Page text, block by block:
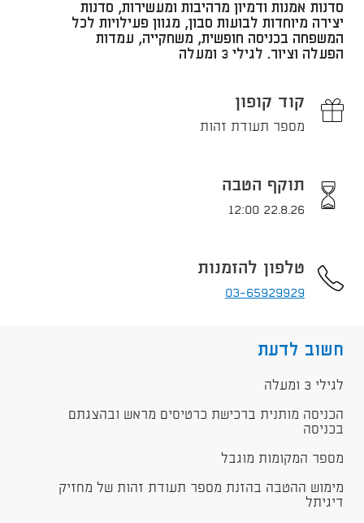
סדנות אמנות ודמיון מרהיבות ומעשירות, סדנות
יצירה מיוחדות לבועות סבון, מגוון פעילויות לכל
המשפחה בכניסה חופשית, משחקייה, עמדות
הפעלה וציור. לגילי 3 ומעלה
קוד קופון
מספר תעודת זהות
תוקף הטבה
22.8.26 12:00
טלפון להזמנות
03-65929929
חשוב לדעת
לגילי 3 ומעלה
הכניסה מותנית ברכישת כרטיסים מראש ובהצגתם
בכניסה
מספר המקומות מוגבל
מימוש ההטבה בהזנת מספר תעודת זהות של מחזיק
דיגיתל